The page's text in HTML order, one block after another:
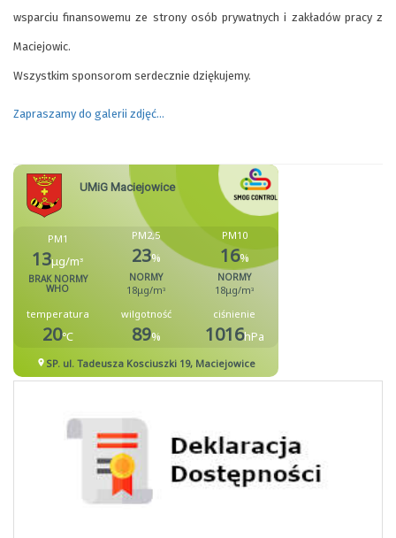
wsparciu finansowemu ze strony osób prywatnych i zakładów pracy z
Maciejowic.
Wszystkim sponsorom serdecznie dziękujemy.
Zapraszamy do galerii zdjęć…